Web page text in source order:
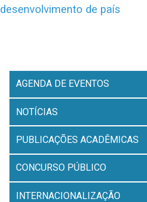
desenvolvimento de país
AGENDA DE EVENTOS
NOTÍCIAS
PUBLICAÇÕES ACADÊMICAS
CONCURSO PÚBLICO
INTERNACIONALIZAÇÃO